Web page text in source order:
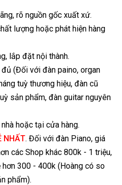
rõ nguồn gốc xuất xứ.
lượng hoặc phát hiện hàng
lắp đặt nội thành.
(Đối với đàn paino, organ
tuỳ thương hiệu, đàn cũ
sản phẩm, đàn guitar nguyên
hoặc tại cửa hàng.
NHẤT. Đối với đàn Piano, giá
các Shop khác 800k - 1 triệu,
300 - 400k (Hoàng có so
phẩm).